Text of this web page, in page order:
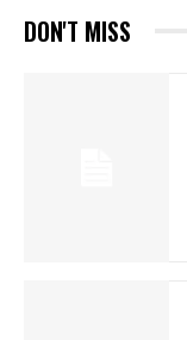
DON'T MISS